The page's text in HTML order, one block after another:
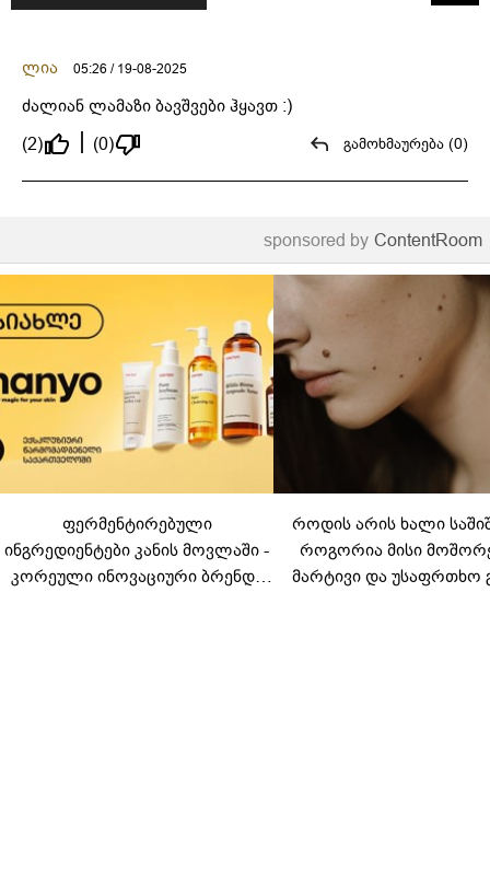
ლია 05:26 / 19-08-2025
ძალიან ლამაზი ბავშვები ჰყავთ :)
(2)
(0) გამოხმაურება (0)
sponsored by ContentRoom
ფერმენტირებული
ინგრედიენტები კანის მოვლაში -
კორეული ინოვაციური ბრენდი
როდის არის ხალი
როგორია მისი
მარტივი და უსაფრთხო